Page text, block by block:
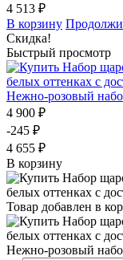
4 513 ₽
В корзину
Скидка!
Быстрый просмотр
Нежно-розовый
4 900 ₽
-245 ₽
4 655 ₽
В корзину
Товар добавлен в
Нежно-розовый